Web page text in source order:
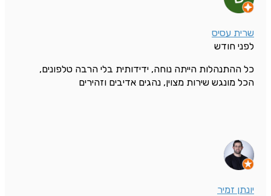
שרית עסיס
לפני חודש
כל ההתנהלות הייתה נוחה, ידידותית בלי הרבה טלפונים,
הכל מונגש שירות מצוין, נהגים אדיבים וזהירים
יונתן זמיר